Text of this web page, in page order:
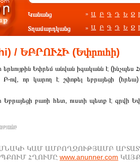
Կանանց » Ա Բ Գ Դ Ե Զ
Տղամարդկանց » Ա Բ Գ Դ Ե Զ
/ ԵԲՐՈՒՀԻ (Եփրուհի)
Եփրեմ անվան իգականն է (ինչպես
ով, որ կարող է շփոթել եբրայեցի
Եբրայեցի բառի հետ, ուստի պետք է գրվի
ԿԱՄ ԱՄԲՈՂՋՈՒԹՅԱՄԲ
ՀՂՈՒՄԸ www.anunner.com